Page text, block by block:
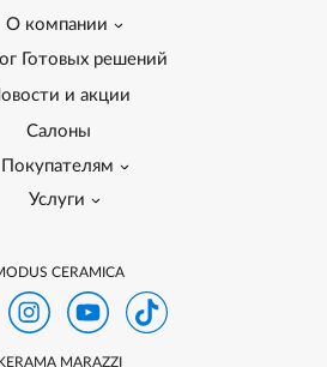
О компании
Готовых решений
и акции
Салоны
Покупателям
Услуги
CERAMICA
MARAZZI